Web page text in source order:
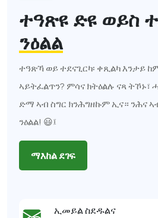
ተዓጽዩ ድዩ ወይስ
ንዕልል
ተዓጽኻ ወይ ተደናጊርካ፡ ቀጺልካ እንታይ
ኣይትፈልጥን? ምሳና ክትዕልሉ ናጻ ትኾኑ፣
ድማ ኣብ ስግር ክንሕግዘኩም ኢና። ንሕና
ንዕልል! 😃፤
ማእከል ደገፍ
ኢመይል ስደዱልና